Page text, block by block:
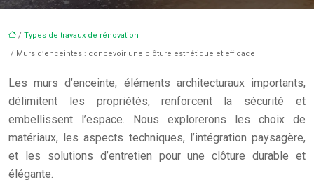
/ Types de travaux de rénovation
/ Murs d’enceintes : concevoir une clôture esthétique et efficace
Les murs d’enceinte, éléments architecturaux importants,
délimitent les propriétés, renforcent la sécurité et
embellissent l’espace. Nous explorerons les choix de
matériaux, les aspects techniques, l’intégration paysagère,
et les solutions d’entretien pour une clôture durable et
élégante.